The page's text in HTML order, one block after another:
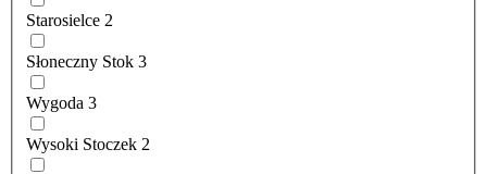
Starosielce 2
Słoneczny Stok 3
Wygoda 3
Wysoki Stoczek 2